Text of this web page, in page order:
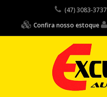
(47) 3083-3737
Confira nosso estoque